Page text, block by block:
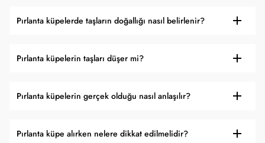
Pırlanta küpelerde taşların doğallığı nasıl belirlenir?
Pırlanta küpelerin taşları düşer mi?
Pırlanta küpelerin gerçek olduğu nasıl anlaşılır?
Pırlanta küpe alırken nelere dikkat edilmelidir?